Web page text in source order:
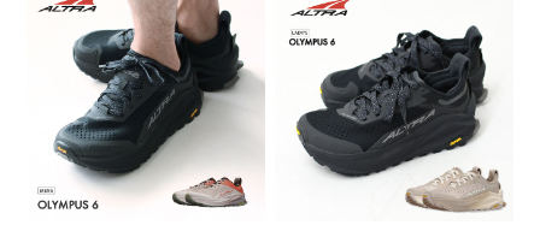
トパッキング・トレイルレ
ーシングシューズ・MEN'S
[2026SS]